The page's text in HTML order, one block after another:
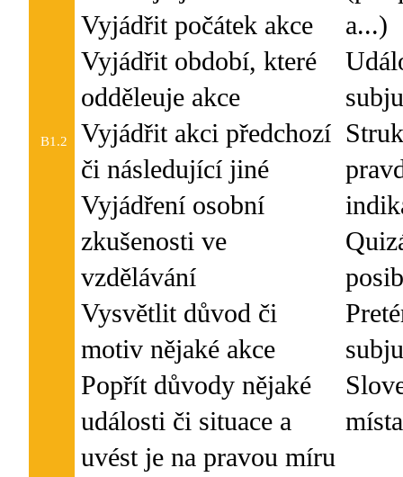
B1.2
Vyjádřit počátek akce
Vyjádřit období, které
odděleuje akce
Vyjádřit akci předchozí
či následující jiné
Vyjádření osobní
zkušenosti ve
vzdělávání
Vysvětlit důvod či
motiv nějaké akce
Popřít důvody nějaké
události či situace a
uvést je na pravou míru
a...)